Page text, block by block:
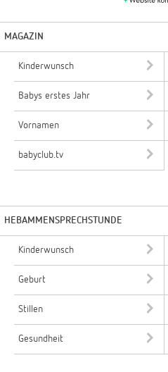
MAGAZIN
Kinderwunsch
Babys erstes Jahr
Vornamen
babyclub.tv
HEBAMMENSPRECHSTUNDE
Kinderwunsch
Geburt
Stillen
Gesundheit